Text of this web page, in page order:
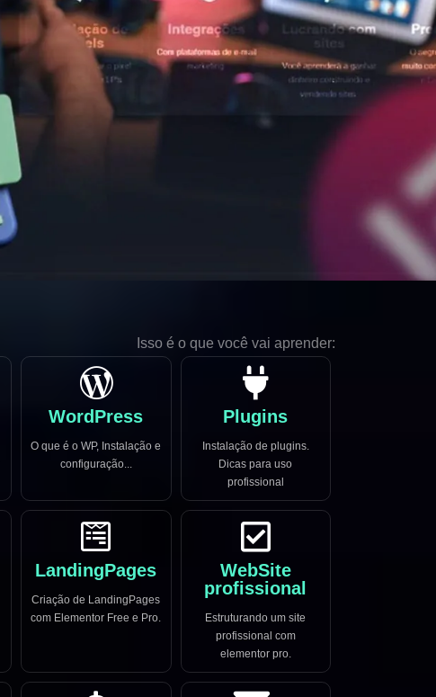
Isso é o que você vai aprender:
WordPress
O que é o WP, Instalação e
configuração...
Plugins
Instalação de plugins.
Dicas para uso
profissional
LandingPages
Criação de LandingPages
com Elementor Free e Pro.
WebSite
profissional
Estruturando um site
profissional com
elementor pro.